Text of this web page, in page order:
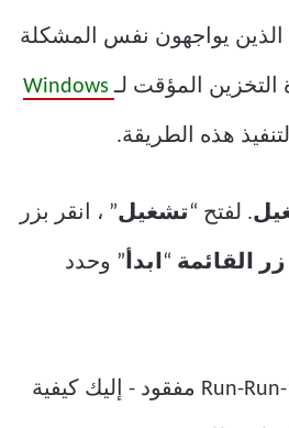
مستخدمي Windows الذين يواجهون نفس المشكلة
التخزين المؤقت لـ Windows
هذه الطريقة.
. لفتح “ تشغيل” ، انقر بزر
القائمة “ابدأ” وحدد